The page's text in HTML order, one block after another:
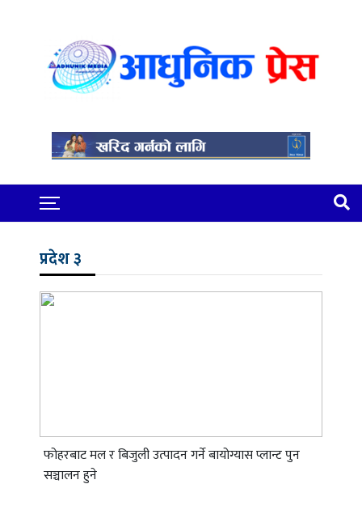
प्रदेश ३
फोहरबाट मल र बिजुली उत्पादन गर्ने बायोग्यास प्लान्ट पुन
सञ्चालन हुने